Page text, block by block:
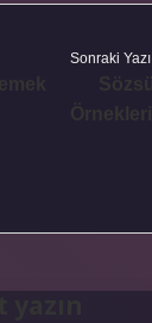
Sonraki Yazı